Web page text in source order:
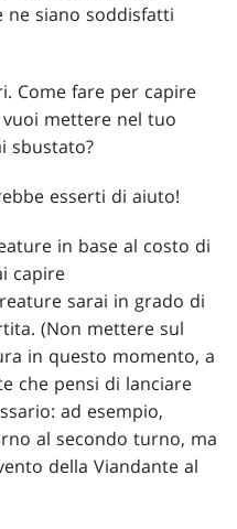
ne siano soddisfatti
Come fare per capire
mettere nel tuo
sbustato?
esserti di aiuto!
in base al costo di
capire
sarai in grado di
(Non mettere sul
in questo momento, a
che pensi di lanciare
ad esempio,
al secondo turno, ma
della Viandante al